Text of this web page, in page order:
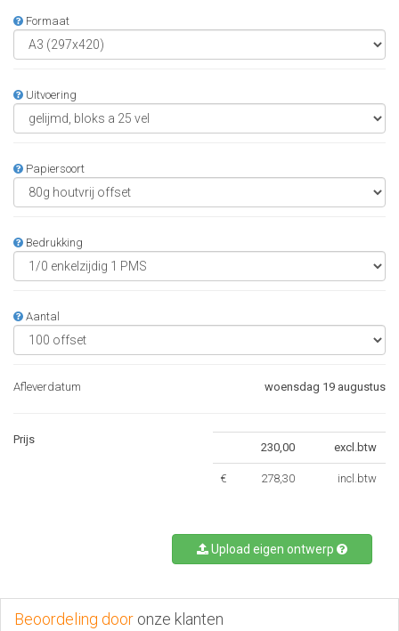
Formaat
Uitvoering
Papiersoort
Bedrukking
Aantal
Afleverdatum woensdag 19 augustus
Prijs
230,00 excl.btw
€ 278,30 incl.btw
Upload eigen ontwerp
Beoordeling door onze klanten